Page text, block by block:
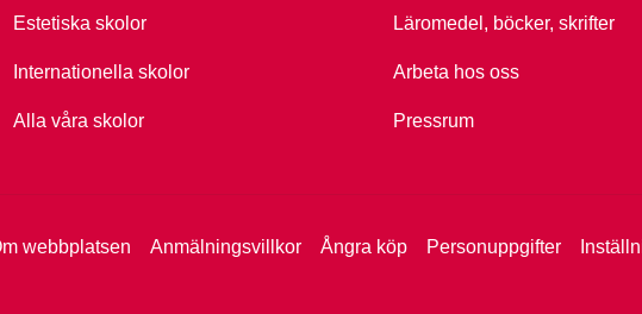
Estetiska skolor
Internationella skolor
Alla våra skolor
Läromedel, böcker, skrifter
Arbeta hos oss
Pressrum
webbplatsen Anmälningsvillkor Ångra köp Personuppgifter